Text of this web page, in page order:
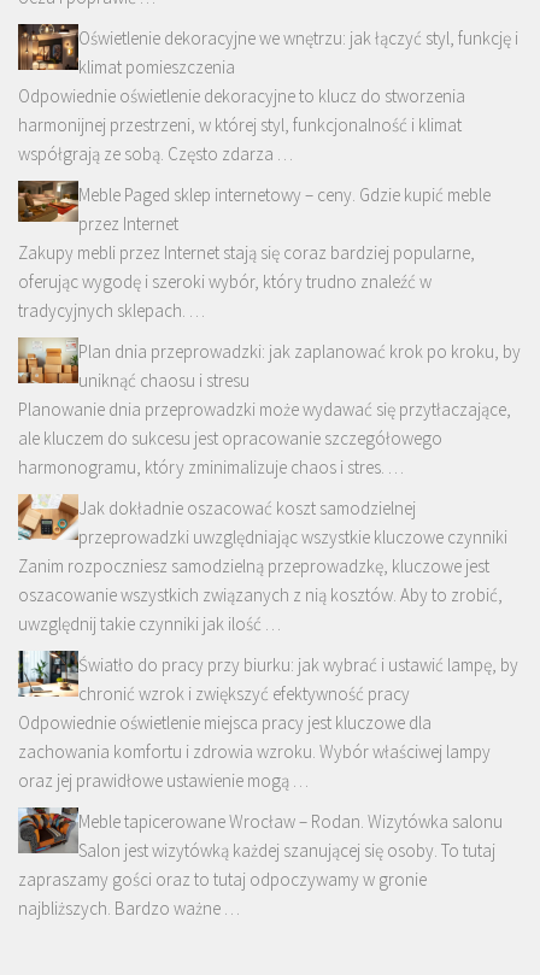
Oświetlenie dekoracyjne we wnętrzu: jak łączyć styl, funkcję i
klimat pomieszczenia
Odpowiednie oświetlenie dekoracyjne to klucz do stworzenia
harmonijnej przestrzeni, w której styl, funkcjonalność i klimat
współgrają ze sobą. Często zdarza …
Meble Paged sklep internetowy – ceny. Gdzie kupić meble
przez Internet
Zakupy mebli przez Internet stają się coraz bardziej popularne,
oferując wygodę i szeroki wybór, który trudno znaleźć w
tradycyjnych sklepach. …
Plan dnia przeprowadzki: jak zaplanować krok po kroku, by
uniknąć chaosu i stresu
Planowanie dnia przeprowadzki może wydawać się przytłaczające,
ale kluczem do sukcesu jest opracowanie szczegółowego
harmonogramu, który zminimalizuje chaos i stres. …
Jak dokładnie oszacować koszt samodzielnej
przeprowadzki uwzględniając wszystkie kluczowe czynniki
Zanim rozpoczniesz samodzielną przeprowadzkę, kluczowe jest
oszacowanie wszystkich związanych z nią kosztów. Aby to zrobić,
uwzględnij takie czynniki jak ilość …
Światło do pracy przy biurku: jak wybrać i ustawić lampę, by
chronić wzrok i zwiększyć efektywność pracy
Odpowiednie oświetlenie miejsca pracy jest kluczowe dla
zachowania komfortu i zdrowia wzroku. Wybór właściwej lampy
oraz jej prawidłowe ustawienie mogą …
Meble tapicerowane Wrocław – Rodan. Wizytówka salonu
Salon jest wizytówką każdej szanującej się osoby. To tutaj
zapraszamy gości oraz to tutaj odpoczywamy w gronie
najbliższych. Bardzo ważne …